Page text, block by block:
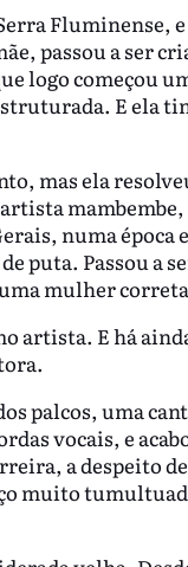
Fluminense,
passou a ser
logo começou
E ela
mas ela
mambembe,
numa época
puta. Passou a
mulher
artista. E há
palcos, uma
vocais, e
a despeito
muito